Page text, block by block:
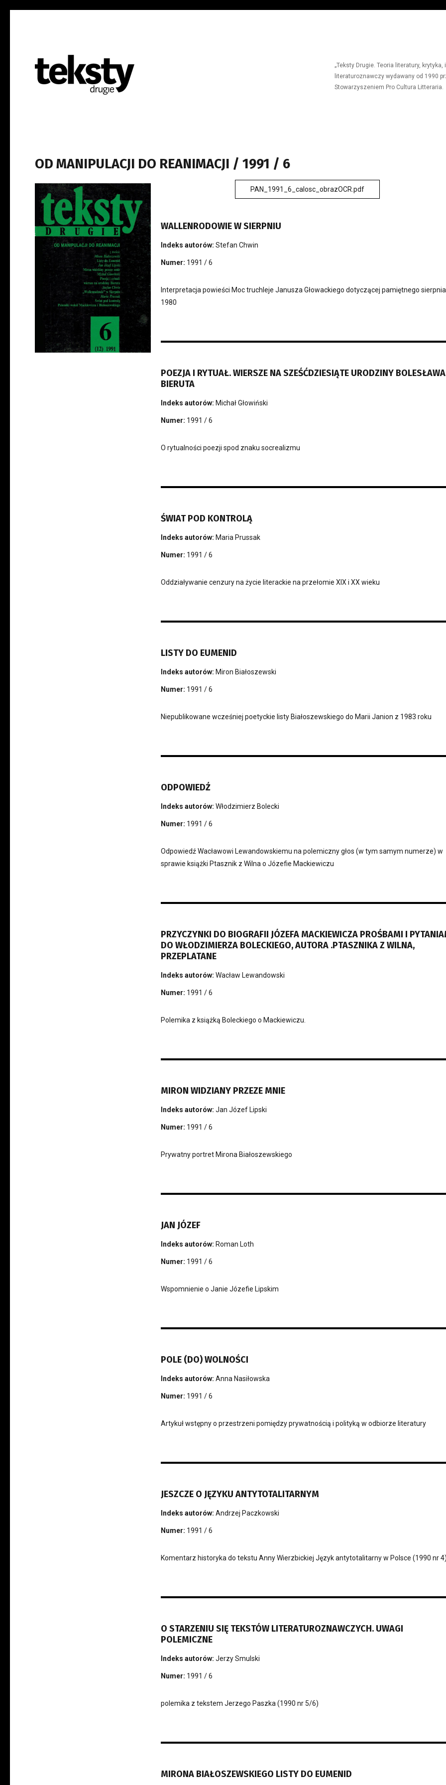
„Teksty Drugie. Teoria literatury,
literaturoznawczy wydawany od 1990
Stowarzyszeniem Pro Cultura Litteraria.
OD MANIPULACJI DO REANIMACJI / 1991 / 6
PAN_1991_6_calosc_obrazOCR.pdf
WALLENRODOWIE W SIERPNIU
Indeks autorów: Stefan Chwin
Numer: 1991 / 6
Interpretacja powieści Moc truchleje Janusza Głowackiego dotyczącej pamiętnego sierpnia
1980
POEZJA I RYTUAŁ. WIERSZE NA SZEŚĆDZIESIĄTE URODZINY BOLESŁAWA
BIERUTA
Indeks autorów: Michał Głowiński
Numer: 1991 / 6
O rytualności poezji spod znaku socrealizmu
ŚWIAT POD KONTROLĄ
Indeks autorów: Maria Prussak
Numer: 1991 / 6
Oddziaływanie cenzury na życie literackie na przełomie XIX i XX wieku
LISTY DO EUMENID
Indeks autorów: Miron Białoszewski
Numer: 1991 / 6
Niepublikowane wcześniej poetyckie listy Białoszewskiego do Marii Janion z 1983 roku
ODPOWIEDŹ
Indeks autorów: Włodzimierz Bolecki
Numer: 1991 / 6
Odpowiedź Wacławowi Lewandowskiemu na polemiczny głos (w tym samym numerze) w
sprawie książki Ptasznik z Wilna o Józefie Mackiewiczu
PRZYCZYNKI DO BIOGRAFII JÓZEFA MACKIEWICZA PROŚBAMI I
DO WŁODZIMIERZA BOLECKIEGO, AUTORA .PTASZNIKA Z WILNA,
PRZEPLATANE
Indeks autorów: Wacław Lewandowski
Numer: 1991 / 6
Polemika z książką Boleckiego o Mackiewiczu.
MIRON WIDZIANY PRZEZE MNIE
Indeks autorów: Jan Józef Lipski
Numer: 1991 / 6
Prywatny portret Mirona Białoszewskiego
JAN JÓZEF
Indeks autorów: Roman Loth
Numer: 1991 / 6
Wspomnienie o Janie Józefie Lipskim
POLE (DO) WOLNOŚCI
Indeks autorów: Anna Nasiłowska
Numer: 1991 / 6
Artykuł wstępny o przestrzeni pomiędzy prywatnością i polityką w odbiorze literatury
JESZCZE O JĘZYKU ANTYTOTALITARNYM
Indeks autorów: Andrzej Paczkowski
Numer: 1991 / 6
Komentarz historyka do tekstu Anny Wierzbickiej Język antytotalitarny w Polsce (1990 nr
O STARZENIU SIĘ TEKSTÓW LITERATUROZNAWCZYCH. UWAGI
POLEMICZNE
Indeks autorów: Jerzy Smulski
Numer: 1991 / 6
polemika z tekstem Jerzego Paszka (1990 nr 5/6)
MIRONA BIAŁOSZEWSKIEGO LISTY DO EUMENID